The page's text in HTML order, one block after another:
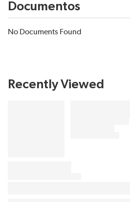
Documentos
No Documents Found
Recently Viewed